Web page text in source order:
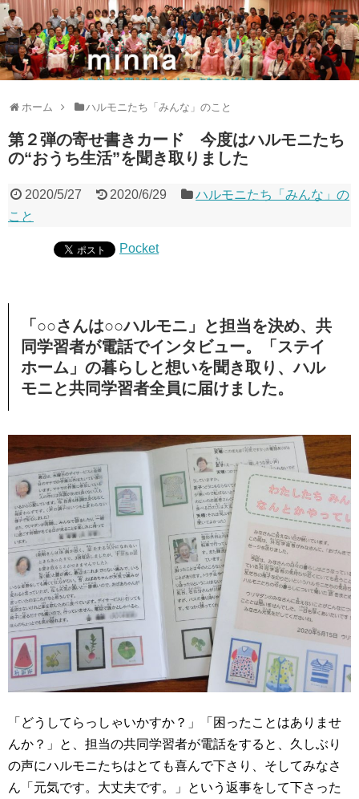
ホーム ハルモニたち「みんな」のこと
第２弾の寄せ書きカード 今度はハルモニたち
の“おうち生活”を聞き取りました
2020/5/27 2020/6/29
ハルモニたち「みんな」の
こと
Pocket
「○○さんは○○ハルモニ」と担当を決め、共
同学習者が電話でインタビュー。「ステイ
ホーム」の暮らしと想いを聞き取り、ハル
モニと共同学習者全員に届けました。
「どうしてらっしゃいかすか？」「困ったことはありませ
んか？」と、担当の共同学習者が電話をすると、久しぶり
の声にハルモニたちはとても喜んで下さり、そしてみなさ
ん「元気です。大丈夫です。」という返事をして下さった